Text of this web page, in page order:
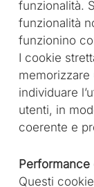
funzionalità.
funzionalità
funzionino
I cookie
individuare
utenti, in
coerente e
Questi